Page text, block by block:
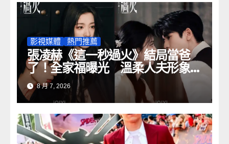
影視媒體 熱門推薦
張凌赫《這一秒過火》結局當爸
了！全家福曝光 溫柔人夫形象圈
粉8 月 7, 2026